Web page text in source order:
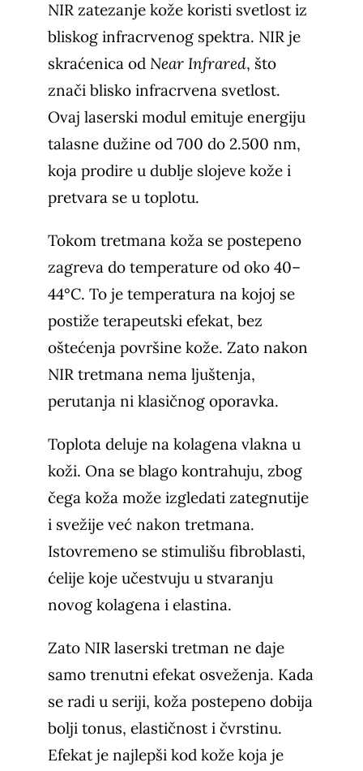
NIR zatezanje kože koristi svetlost iz
bliskog infracrvenog spektra. NIR je
skraćenica od Near Infrared, što
znači blisko infracrvena svetlost.
Ovaj laserski modul emituje energiju
talasne dužine od 700 do 2.500 nm,
koja prodire u dublje slojeve kože i
pretvara se u toplotu.
Tokom tretmana koža se postepeno
zagreva do temperature od oko 40–
44°C. To je temperatura na kojoj se
postiže terapeutski efekat, bez
oštećenja površine kože. Zato nakon
NIR tretmana nema ljuštenja,
perutanja ni klasičnog oporavka.
Toplota deluje na kolagena vlakna u
koži. Ona se blago kontrahuju, zbog
čega koža može izgledati zategnutije
i svežije već nakon tretmana.
Istovremeno se stimulišu fibroblasti,
ćelije koje učestvuju u stvaranju
novog kolagena i elastina.
Zato NIR laserski tretman ne daje
samo trenutni efekat osveženja. Kada
se radi u seriji, koža postepeno dobija
bolji tonus, elastičnost i čvrstinu.
Efekat je najlepši kod kože koja je